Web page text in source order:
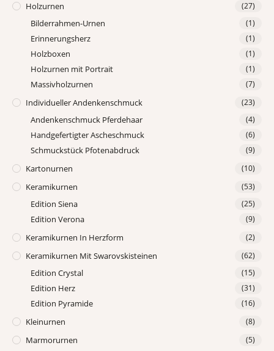
Holzurnen (27)
Bilderrahmen-Urnen (1)
Erinnerungsherz (1)
Holzboxen (1)
Holzurnen mit Portrait (1)
Massivholzurnen (7)
Individueller Andenkenschmuck (23)
Andenkenschmuck Pferdehaar (4)
Handgefertigter Ascheschmuck (6)
Schmuckstück Pfotenabdruck (9)
Kartonurnen (10)
Keramikurnen (53)
Edition Siena (25)
Edition Verona (9)
Keramikurnen In Herzform (2)
Keramikurnen Mit Swarovskisteinen (62)
Edition Crystal (15)
Edition Herz (31)
Edition Pyramide (16)
Kleinurnen (8)
Marmorurnen (5)